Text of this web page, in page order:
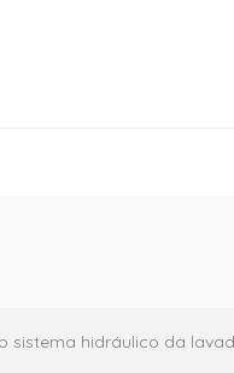
sistema hidráulico da